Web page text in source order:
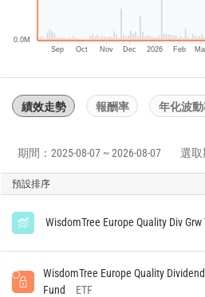
Sep Oct Nov Dec 2026 Feb
0.0M
績效走勢 報酬率 年化波
期間：2025-08-07 ~ 2026-08-07 選取
預設排序
WisdomTree Europe Quality Div Grw
WisdomTree Europe Quality
Fund
ETF